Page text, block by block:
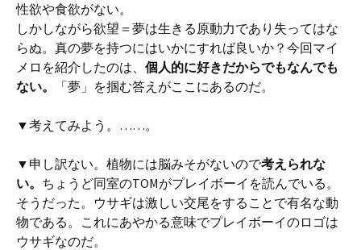
性欲や食欲がない。
しかしながら欲望＝夢は生きる原動力であり失ってはな
らぬ。真の夢を持つにはいかにすれば良いか？今回マイ
メロを紹介したのは、 個人的に好きだからでもなんでも
ない。
「夢」を掴む答えがここにあるのだ。
▼考えてみよう。……。
▼申し訳ない。植物には脳みそがないので考えられな
い。 ちょうど同室のTOMがプレイボーイを読んでいる。
そうだった。ウサギは激しい交尾をすることで有名な動
物である。これにあやかる意味でプレイボーイのロゴは
ウサギなのだ。